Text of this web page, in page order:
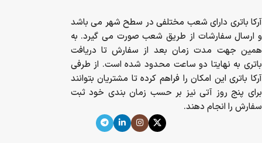
آرکا باتری دارای شعب مختلفی در سطح شهر می باشد
و ارسال سفارشات از طریق شعب صورت می گیرد. به
همین جهت مدت زمان بعد از سفارش تا دریافت
باتری به نهایتا دو ساعت محدود شده است. از طرفی
آرکا باتری این امکان را فراهم کرده تا مشتریان بتوانند
برای پنج روز آتی نیز بر حسب زمان بندی خود ثبت
سفارش را انجام دهند.